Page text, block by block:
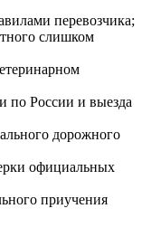
перевозчика;
слишком
по России и выезда
дорожного
официальных
приучения